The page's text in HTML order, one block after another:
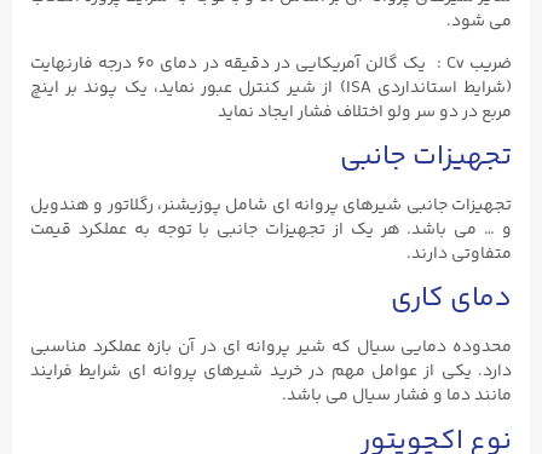
می شود.
ضریب Cv : یک گالن آمریکایی در دقیقه در دمای ۶۰ درجه فارنهایت
(شرایط استانداردی ISA) از شیر کنترل عبور نماید، یک پوند بر اینچ
مربع در دو سر ولو اختلاف فشار ایجاد نماید
تجهیزات جانبی
تجهیزات جانبی شیرهای پروانه ای شامل پوزیشنر، رگلاتور و هندویل
و … می باشد. هر یک از تجهیزات جانبی با توجه به عملکرد قیمت
متفاوتی دارند.
دمای کاری
محدوده دمایی سیال که شیر پروانه ای در آن بازه عملکرد مناسبی
دارد. یکی از عوامل مهم در خرید شیرهای پروانه ای شرایط فرایند
مانند دما و فشار سیال می باشد.
نوع اکچویتور